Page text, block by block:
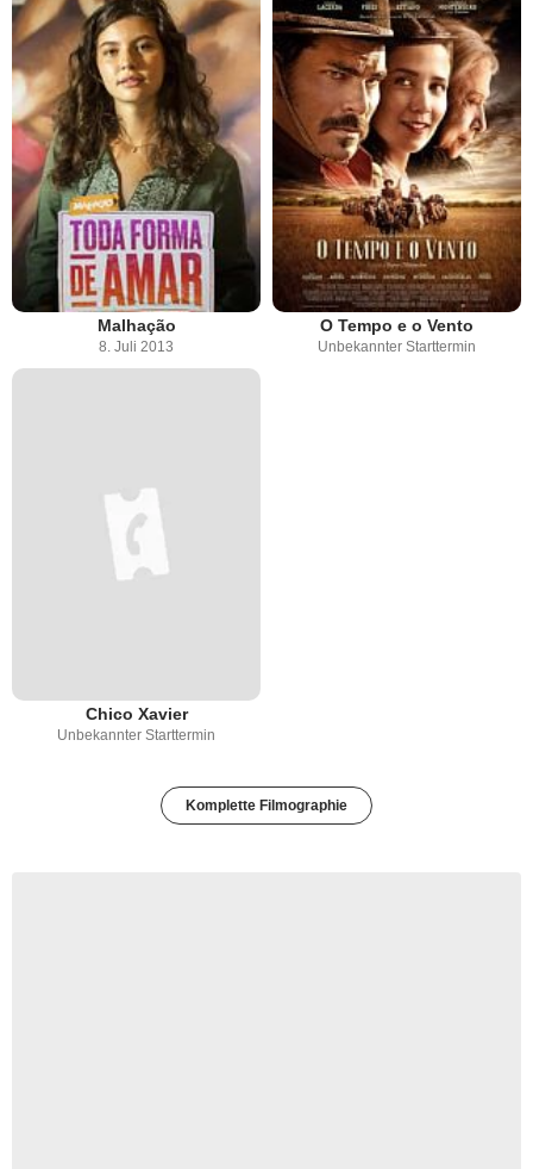
Malhação
8. Juli 2013
O Tempo e o Vento
Unbekannter Starttermin
Chico Xavier
Unbekannter Starttermin
Komplette Filmographie